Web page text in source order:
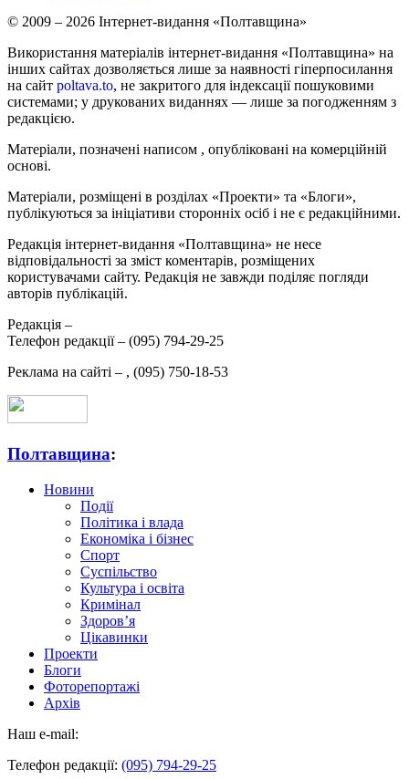
© 2009 – 2026 Інтернет-видання «Полтавщина»
Використання матеріалів інтернет-видання «Полтавщина» на
інших сайтах дозволяється лише за наявності гіперпосилання
на сайт poltava.to, не закритого для індексації пошуковими
системами; у друкованих виданнях — лише за погодженням з
редакцією.
Матеріали, позначені написом , опубліковані на комерційній
основі.
Матеріали, розміщені в розділах «Проекти» та «Блоги»,
публікуються за ініціативи сторонніх осіб і не є редакційними.
Редакція інтернет-видання «Полтавщина» не несе
відповідальності за зміст коментарів, розміщених
користувачами сайту. Редакція не завжди поділяє погляди
авторів публікацій.
Редакція –
Телефон редакції – (095) 794-29-25
Реклама на сайті – , (095) 750-18-53
Полтавщина:
Новини
Події
Політика і влада
Економіка і бізнес
Спорт
Суспільство
Культура і освіта
Кримінал
Здоров’я
Цікавинки
Проекти
Блоги
Фоторепортажі
Архів
Наш e-mail:
Телефон редакції: (095) 794-29-25